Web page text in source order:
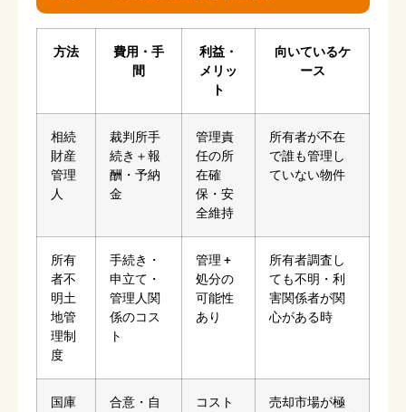
方法
費用・手
間
利益・
メリッ
ト
向いているケ
ース
相続
財産
管理
人
裁判所手
続き＋報
酬・予納
金
管理責
任の所
在確
保・安
全維持
所有者が不在
で誰も管理し
ていない物件
所有
者不
明土
地管
理制
度
手続き・
申立て・
管理人関
係のコス
ト
管理 +
処分の
可能性
あり
所有者調査し
ても不明・利
害関係者が関
心がある時
国庫
合意・自
コスト
売却市場が極